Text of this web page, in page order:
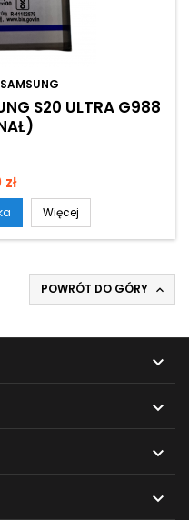
S20 ULTRA G988
Więcej
POWRÓT DO GÓRY 



